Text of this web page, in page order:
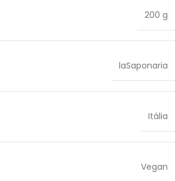
200 g
laSaponaria
Itália
Vegan